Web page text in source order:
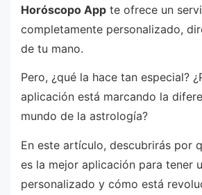
Horóscopo App te ofrece un
completamente personalizado,
de tu mano.
Pero, ¿qué la hace tan especial?
aplicación está marcando la
mundo de la astrología?
En este artículo, descubrirás por
es la mejor aplicación para tener
personalizado y cómo está